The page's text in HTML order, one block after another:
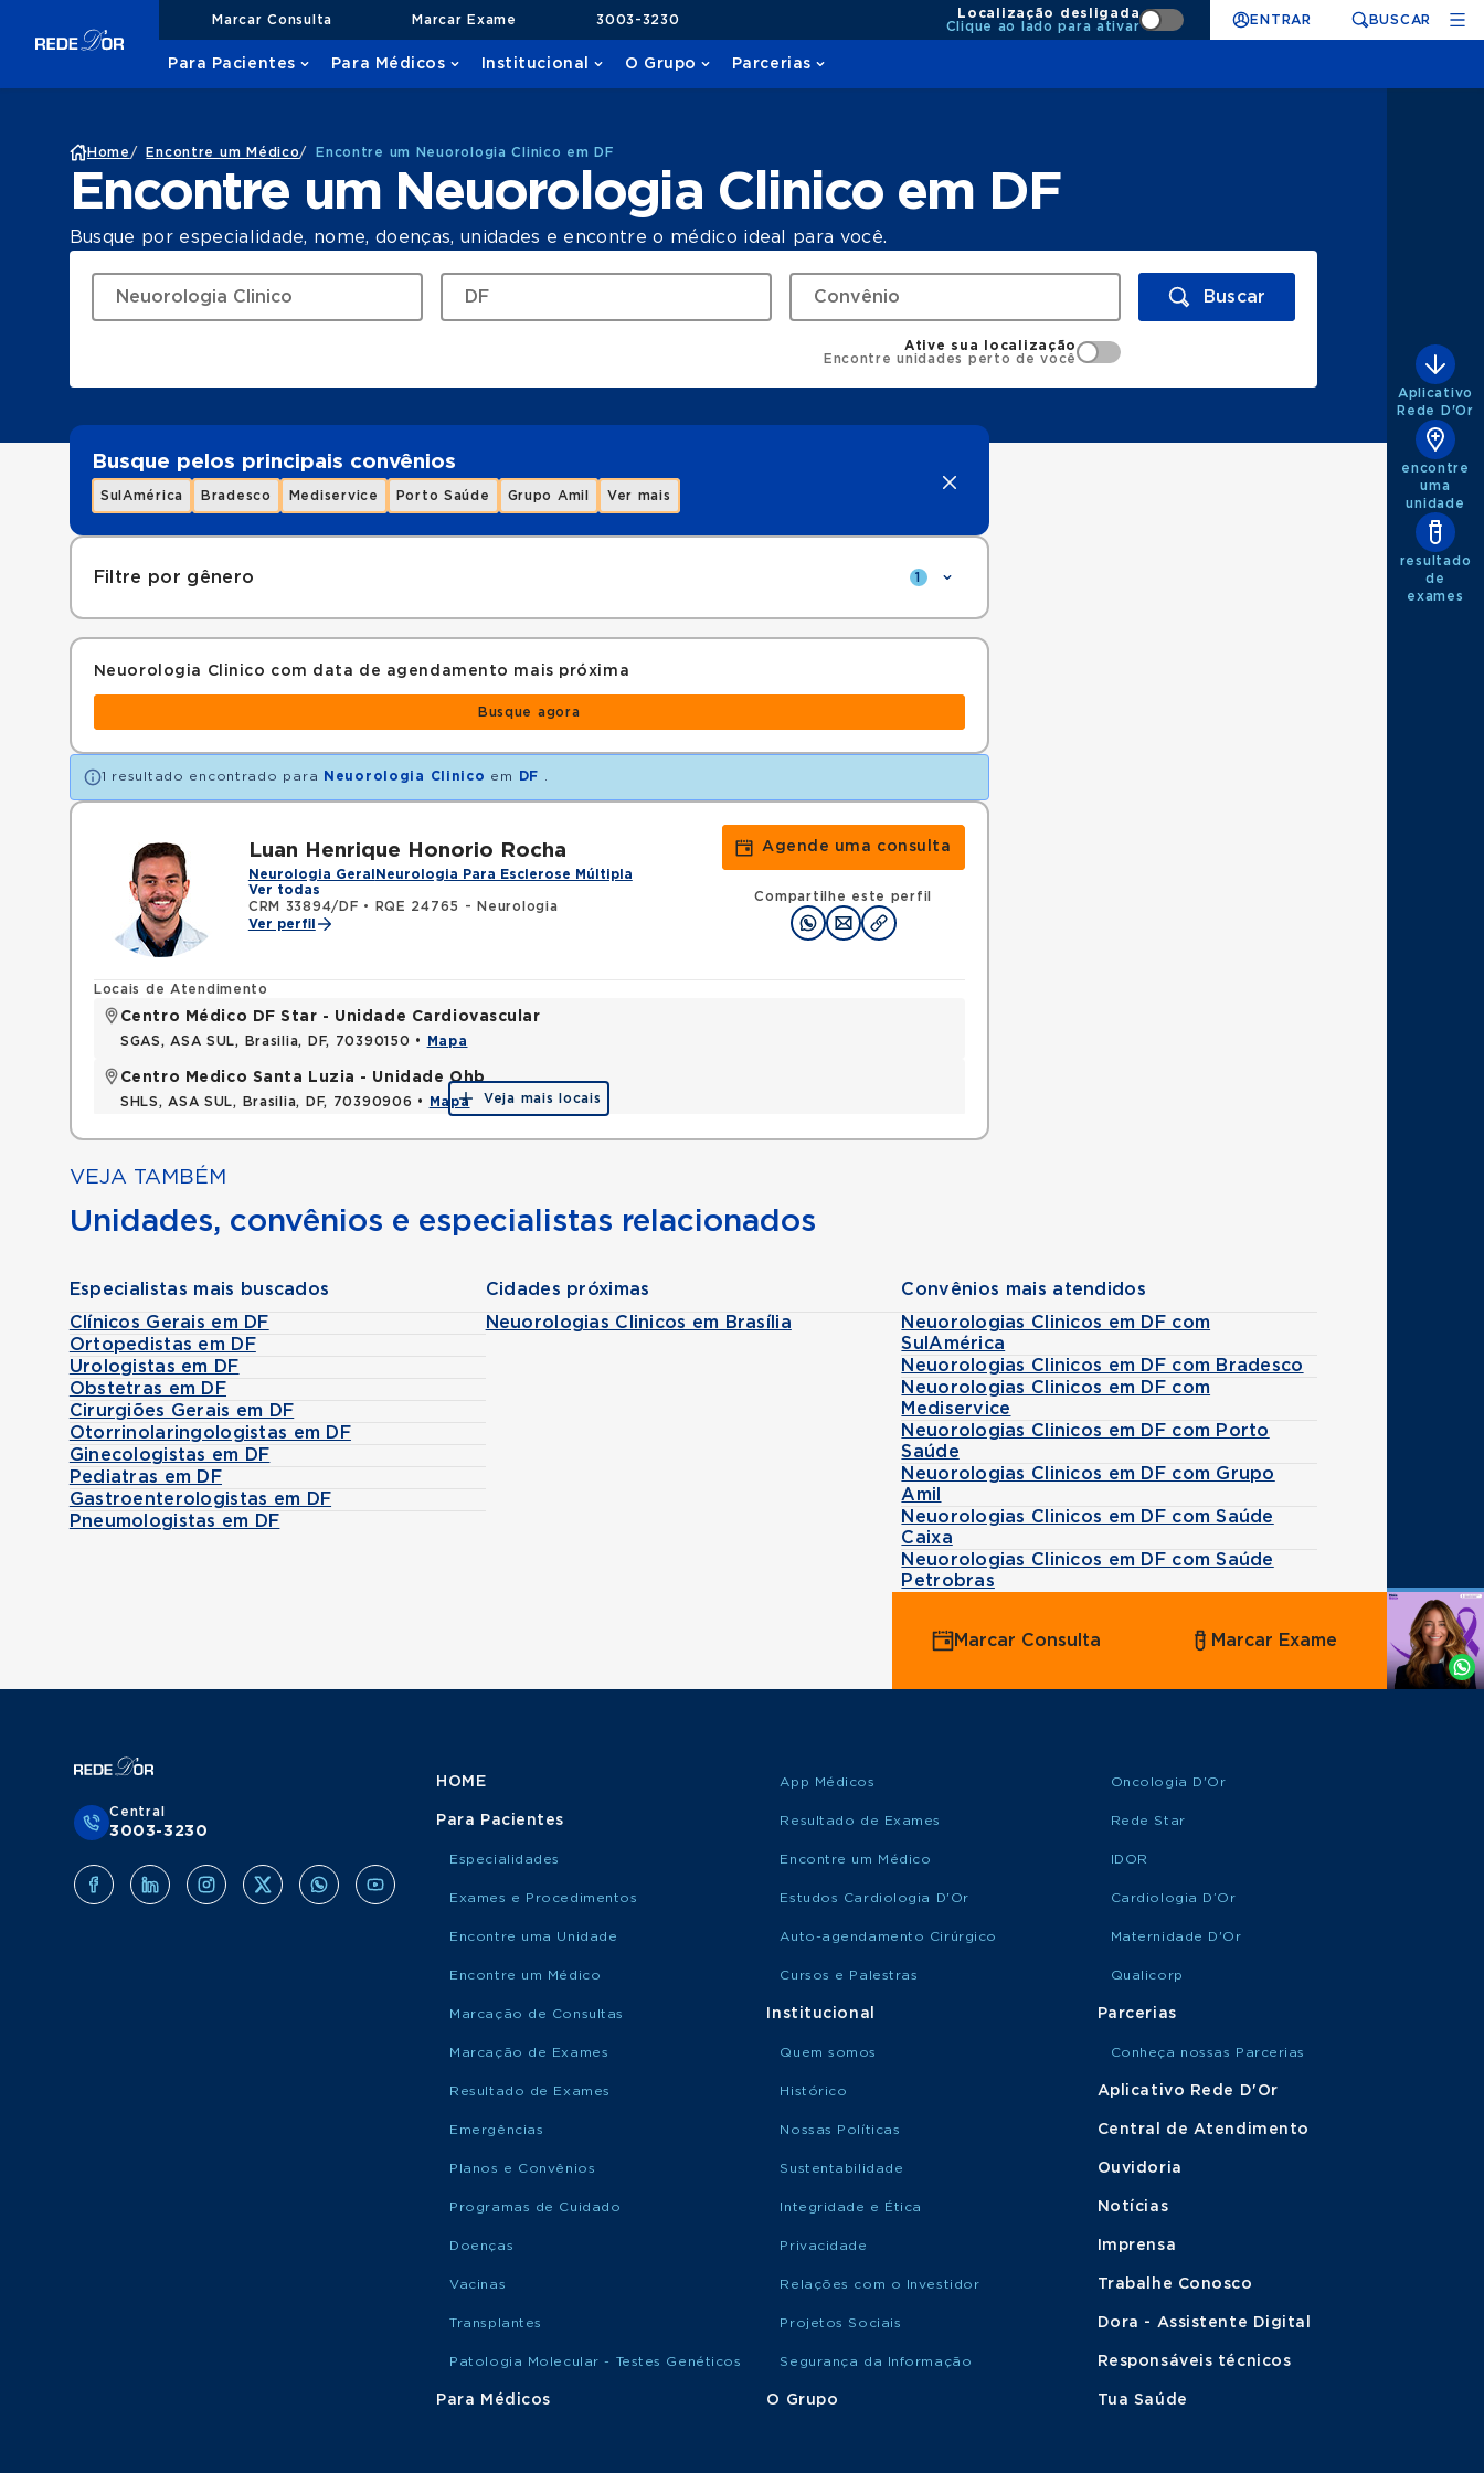
Marcar Consulta Marcar Exame 3003-3230
Localização desligada
Clique ao lado para ativar
ENTRAR BUSCAR
Para Pacientes Para Médicos Institucional O Grupo Parcerias
Home / Encontre um Médico/ Encontre um Neuorologia Clinico em DF
Encontre um Neuorologia Clinico em DF
Busque por especialidade, nome, doenças, unidades e encontre o médico ideal para você.
Buscar
Ative sua localização
Encontre unidades perto de você
Busque pelos principais convênios
SulAmérica Bradesco Mediservice Porto Saúde Grupo Amil Ver mais
Filtre por gênero 1
Neuorologia Clinico com data de agendamento mais próxima
Busque agora
1 resultado encontrado para Neuorologia Clinico em DF
Luan Henrique Honorio Rocha
Neurologia Geral Neurologia Para Esclerose Múltipla
Ver todas
CRM 33894/DF •
RQE 24765 - Neurologia
Ver perfil
Agende uma consulta
Compartilhe este perfil
Locais de Atendimento
Centro Médico DF Star - Unidade Cardiovascular
SGAS, ASA SUL, Brasilia, DF, 70390150 • Mapa
Centro Medico Santa Luzia - Unidade Ohb
SHLS, ASA SUL, Brasilia, DF, 70390906 • Mapa Veja mais locais
VEJA TAMBÉM
Unidades, convênios e especialistas relacionados
Especialistas mais buscados
Clínicos Gerais em DF
Ortopedistas em DF
Urologistas em DF
Obstetras em DF
Cirurgiões Gerais em DF
Otorrinolaringologistas em DF
Ginecologistas em DF
Pediatras em DF
Gastroenterologistas em DF
Pneumologistas em DF
Cidades próximas
Neuorologias Clinicos em Brasília
Convênios mais atendidos
Neuorologias Clinicos em DF com
SulAmérica
Neuorologias Clinicos em DF com Bradesco
Neuorologias Clinicos em DF com
Mediservice
Neuorologias Clinicos em DF com Porto
Saúde
Neuorologias Clinicos em DF com Grupo
Amil
Neuorologias Clinicos em DF com Saúde
Caixa
Neuorologias Clinicos em DF com Saúde
Petrobras
Aplicativo
Rede D'Or
encontre
uma
unidade
resultado
de
exames
Agende
Whatsapp
Marcar Consulta Marcar Exame
Central
3003-3230
HOME
Para Pacientes
Especialidades
Exames e Procedimentos
Encontre uma Unidade
Encontre um Médico
Marcação de Consultas
Marcação de Exames
Resultado de Exames
Emergências
Planos e Convênios
Programas de Cuidado
Doenças
Vacinas
Transplantes
Patologia Molecular - Testes Genéticos
Para Médicos
App Médicos
Resultado de Exames
Encontre um Médico
Estudos Cardiologia D'Or
Auto-agendamento Cirúrgico
Cursos e Palestras
Institucional
Quem somos
Histórico
Nossas Políticas
Sustentabilidade
Integridade e Ética
Privacidade
Relações com o Investidor
Projetos Sociais
Segurança da Informação
O Grupo
Oncologia D'Or
Rede Star
IDOR
Cardiologia D’Or
Maternidade D'Or
Qualicorp
Parcerias
Conheça nossas Parcerias
Aplicativo Rede D'Or
Central de Atendimento
Ouvidoria
Notícias
Imprensa
Trabalhe Conosco
Dora - Assistente Digital
Responsáveis técnicos
Tua Saúde